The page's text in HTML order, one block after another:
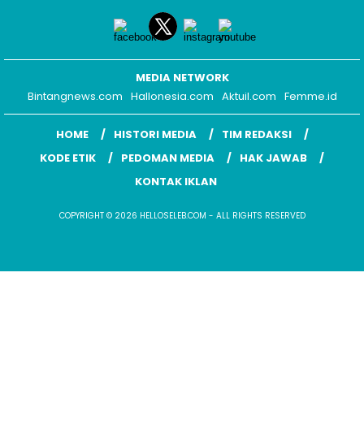
MEDIA NETWORK
Bintangnews.com Hallonesia.com Aktuil.com Femme.id
HOME HISTORI MEDIA
TIM REDAKSI
KODE ETIK
PEDOMAN MEDIA
HAK JAWAB
KONTAK IKLAN
COPYRIGHT © 2026 HELLOSELEB.COM - ALL RIGHTS RESERVED